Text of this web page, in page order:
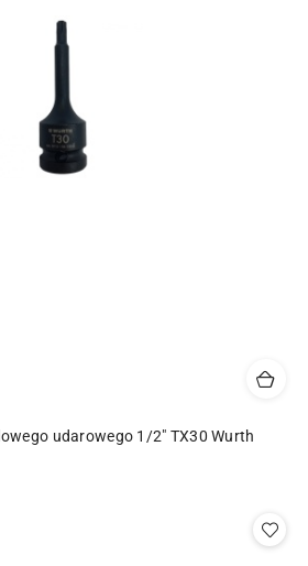
udarowego 1/2" TX30 Wurth